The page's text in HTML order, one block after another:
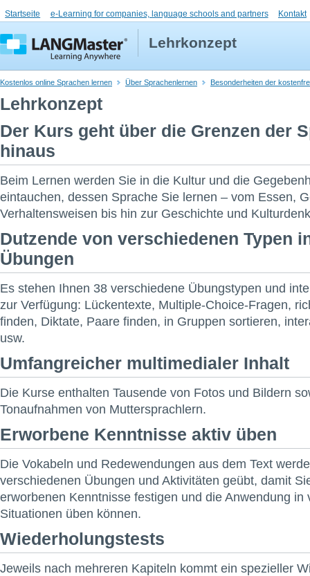
Startseite e-Learning for companies, language schools and partners Kontakt
Lehrkonzept
Kostenlos online Sprachen lernen Über Sprachenlernen Besonderheiten der
Lehrkonzept
Der Kurs geht über die Grenzen der
hinaus
Beim Lernen werden Sie in die Kultur und die
eintauchen, dessen Sprache Sie lernen – vom Essen,
Verhaltensweisen bis hin zur Geschichte und
Dutzende von verschiedenen Typen
Übungen
Es stehen Ihnen 38 verschiedene Übungstypen und
zur Verfügung: Lückentexte, Multiple-Choice-Fragen,
finden, Diktate, Paare finden, in Gruppen sortieren,
usw.
Umfangreicher multimedialer Inhalt
Die Kurse enthalten Tausende von Fotos und Bildern
Tonaufnahmen von Muttersprachlern.
Erworbene Kenntnisse aktiv üben
Die Vokabeln und Redewendungen aus dem Text
verschiedenen Übungen und Aktivitäten geübt, damit
erworbenen Kenntnisse festigen und die Anwendung in
Situationen üben können.
Wiederholungstests
Jeweils nach mehreren Kapiteln kommt ein spezieller